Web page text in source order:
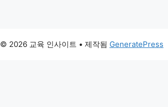
© 2026 교육 인사이트 • 제작됨 GeneratePress